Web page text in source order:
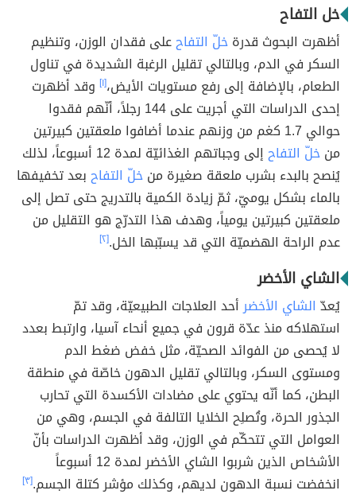
خل التفاح
أظهرت البحوث قدرةخلّ التفاحعلى فقدان الوزن، وتنظيم
السكر في الدم، وبالتالي تقليل الرغبة الشديدة في تناول
الطعام، بالإضافة إلى رفع مستويات الأيض،[١] وقد أظهرت
إحدى الدراسات التي أجريت على 144 رجلاً، أنّهم فقدوا
حوالي 1.7 كغم من وزنهم عندما أضافوا ملعقتين كبيرتين
منخلّ التفاح
إلى وجباتهم الغذائيّة لمدة 12 أسبوعاً، لذلك
يُنصح بالبدء بشرب ملعقة صغيرة منخلّ التفاحبعد تخفيفها
بالماء بشكل يوميّ، ثمّ زيادة الكمية بالتدريج حتى تصل إلى
ملعقتين كبيرتين يومياً، وهدف هذا التدرّج هو التقليل من
عدم الراحة الهضميّة التي قد يسبّبها الخل.[٢]
الشاي الأخضر
يُعدّ الشاي الأخضرأحد العلاجات الطبيعيّة، وقد تمّ
استهلاكه منذ عدّة قرون في جميع أنحاء آسيا، وارتبط بعدد
لا يُحصى من الفوائد الصحيّة، مثل خفض ضغط الدم
ومستوى السكر، وبالتالي تقليل الدهون خاصّة في منطقة
البطن، كما أنّه يحتوي على مضادات الأكسدة التي تحارب
الجذور الحرة، وتُصلِح الخلايا التالفة في الجسم، وهي من
العوامل التي تتحكّم في الوزن، وقد أظهرت الدراسات بأنّ
الأشخاص الذين شربوا الشاي الأخضر لمدة 12 أسبوعاً
انخفضت نسبة الدهون لديهم، وكذلك مؤشر كتلة الجسم.[٣]